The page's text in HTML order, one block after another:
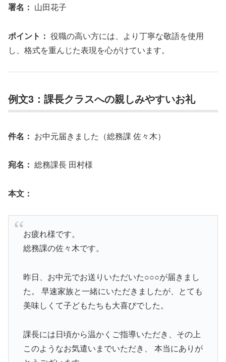
署名： 山田花子
ポイント： 役職の高い方には、より丁寧な敬語を使用
し、格式を重んじた表現を心がけています。
例文3：課長クラスへの親しみやすいお礼
件名： お中元届きました（総務課 佐々木）
宛名： 総務課長 田村様
本文：
お疲れ様です。
総務課の佐々木です。
昨日、お中元でお送りいただいた○○○が届きまし
た。 早速家族と一緒にいただきましたが、とても
美味しくて子どもたちも大喜びでした。
課長には日頃から温かくご指導いただき、その上
このようなお気遣いまでいただき、 本当にありが